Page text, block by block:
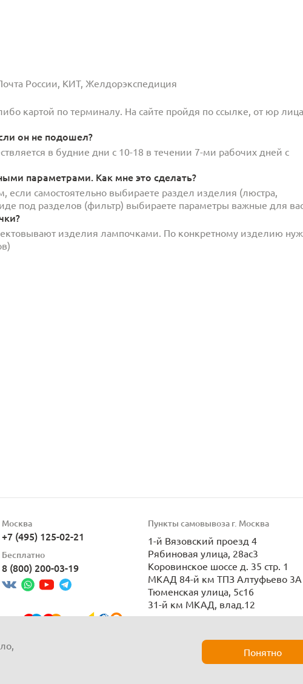
России, КИТ, Желдорэкспедиция
картой по терминалу. На сайте пройдя по ссылке, от юр
он не подошел?
в будние дни с 10-18 в течении 7-ми рабочих дней с
параметрами. Как мне это сделать?
если самостоятельно выбираете раздел изделия (люстра,
под разделов (фильтр) выбираете параметры важные для
изделия лампочками. По конкретному изделию
Москва
+7 (495) 125-02-21
Бесплатно
8 (800) 200-03-19
Пункты самовывоза г. Москва
1-й Вязовский проезд 4
Рябиновая улица, 28ас3
Коровинское шоссе д. 35 стр. 1
МКАД 84-й км ТПЗ Алтуфьево 3А
Тюменская улица, 5с16
31-й км МКАД, влад.12
Понятно